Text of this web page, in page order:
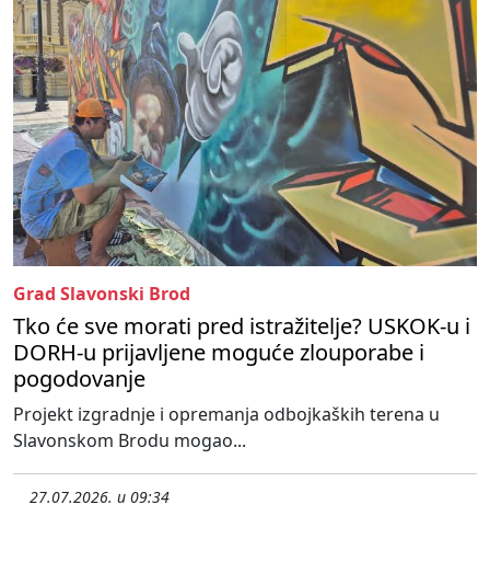
Grad Slavonski Brod
Tko će sve morati pred istražitelje? USKOK-u i
DORH-u prijavljene moguće zlouporabe i
pogodovanje
Projekt izgradnje i opremanja odbojkaških terena u
Slavonskom Brodu mogao...
27.07.2026. u 09:34